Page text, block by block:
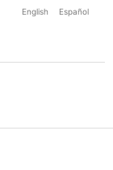
English Español